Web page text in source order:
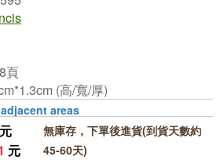
頁
(高/寬/厚)
元
無庫存，下單後進貨(到貨天數約
45-60天)
areas